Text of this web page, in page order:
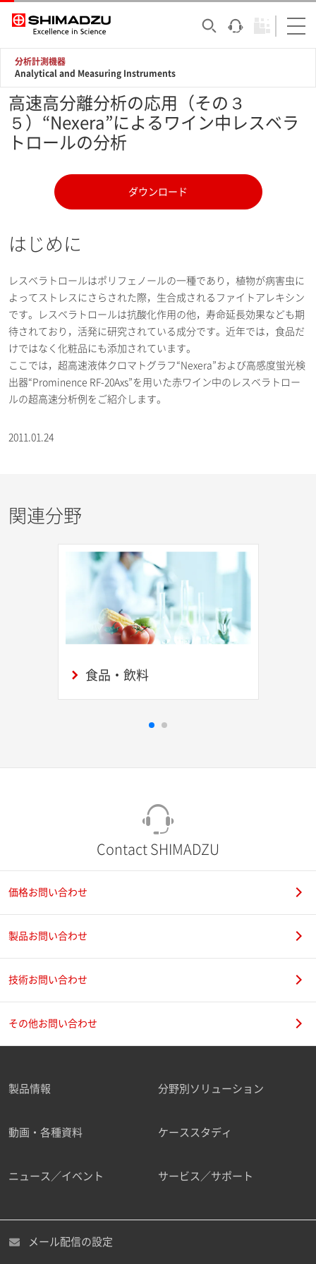
分析計測機器
Analytical and Measuring Instruments
高速高分離分析の応用（その３
５）“Nexera”によるワイン中レスベラ
トロールの分析
ダウンロード
はじめに
レスベラトロールはポリフェノールの一種であり，植物が病害虫に
よってストレスにさらされた際，生合成されるファイトアレキシン
です。レスベラトロールは抗酸化作用の他，寿命延長効果なども期
待されており，活発に研究されている成分です。近年では，食品だ
けではなく化粧品にも添加されています。
ここでは，超高速液体クロマトグラフ“Nexera”および高感度蛍光検
出器“Prominence RF-20Axs”を用いた赤ワイン中のレスベラトロー
ルの超高速分析例をご紹介します。
2011.01.24
関連分野
食品・飲料
Contact SHIMADZU
価格お問い合わせ
製品お問い合わせ
技術お問い合わせ
その他お問い合わせ
製品情報 分野別ソリューション
動画・各種資料 ケーススタディ
ニュース／イベント サービス／サポート
メール配信の設定